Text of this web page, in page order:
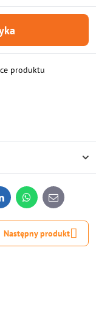
produktu
WhatsApp
E-
mail
Następny produkt